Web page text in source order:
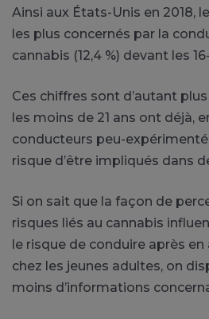
Ainsi aux États-Unis en 2018,
les plus concernés par la
cannabis (12,4 %) devant les
Ces chiffres sont d’autant
les moins de 21 ans ont déjà,
conducteurs peu-
risque d’être impliqués dans
Si on sait que la façon de
risques liés au cannabis
le risque de conduire après
chez les jeunes adultes, on
moins d’informations